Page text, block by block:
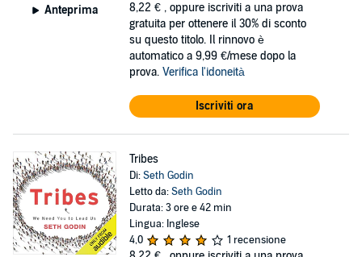
Anteprima 8,22 € , oppure iscriviti a una prova
gratuita per ottenere il 30% di sconto
su questo titolo. Il rinnovo è
automatico a 9,99 €/mese dopo la
prova. Verifica l'idoneità
Iscriviti ora
Tribes
Di:Seth Godin
Letto da:Seth Godin
Durata: 3 ore e 42 min
Lingua: Inglese
4,0
1 recensione